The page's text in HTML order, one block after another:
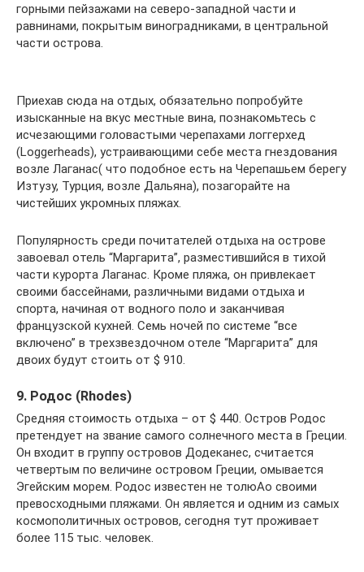
горными пейзажами на северо-западной части и
равнинами, покрытым виноградниками, в центральной
части острова.
Приехав сюда на отдых, обязательно попробуйте
изысканные на вкус местные вина, познакомьтесь с
исчезающими головастыми черепахами логгерхед
(Loggerheads), устраивающими себе места гнездования
возле Лаганас( что подобное есть на Черепашьем берегу
Изтузу, Турция, возле Дальяна), позагорайте на
чистейших укромных пляжах.
Популярность среди почитателей отдыха на острове
завоевал отель “Маргарита”, разместившийся в тихой
части курорта Лаганас. Кроме пляжа, он привлекает
своими бассейнами, различными видами отдыха и
спорта, начиная от водного поло и заканчивая
французской кухней. Семь ночей по системе “все
включено” в трехзвездочном отеле “Маргарита” для
двоих будут стоить от $ 910.
9. Родос (Rhodes)
Средняя стоимость отдыха – от $ 440. Остров Родос
претендует на звание самого солнечного места в Греции.
Он входит в группу островов Додеканес, считается
четвертым по величине островом Греции, омывается
Эгейским морем. Родос известен не толюAо своими
превосходными пляжами. Он является и одним из самых
космополитичных островов, сегодня тут проживает
более 115 тыс. человек.